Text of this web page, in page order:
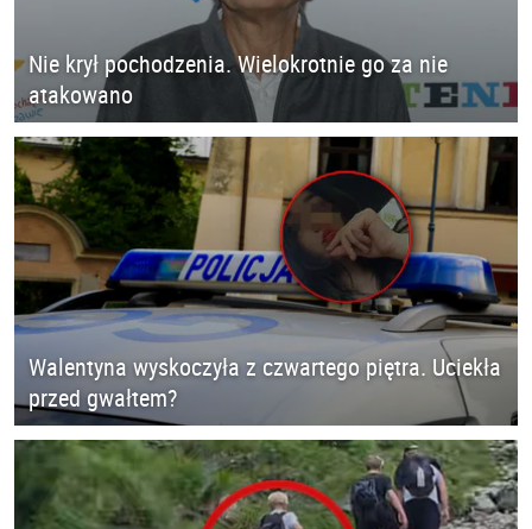
Nie krył pochodzenia. Wielokrotnie go za nie
atakowano
Walentyna wyskoczyła z czwartego piętra. Uciekła
przed gwałtem?